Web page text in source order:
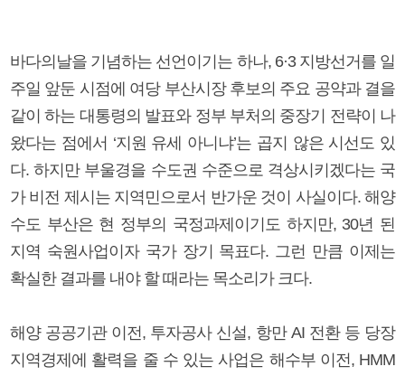
바다의날을 기념하는 선언이기는 하나, 6·3 지방선거를 일
주일 앞둔 시점에 여당 부산시장 후보의 주요 공약과 결을
같이 하는 대통령의 발표와 정부 부처의 중장기 전략이 나
왔다는 점에서 ‘지원 유세 아니냐’는 곱지 않은 시선도 있
다. 하지만 부울경을 수도권 수준으로 격상시키겠다는 국
가 비전 제시는 지역민으로서 반가운 것이 사실이다. 해양
수도 부산은 현 정부의 국정과제이기도 하지만, 30년 된
지역 숙원사업이자 국가 장기 목표다. 그런 만큼 이제는
확실한 결과를 내야 할 때라는 목소리가 크다.
해양 공공기관 이전, 투자공사 신설, 항만 AI 전환 등 당장
지역경제에 활력을 줄 수 있는 사업은 해수부 이전, HMM